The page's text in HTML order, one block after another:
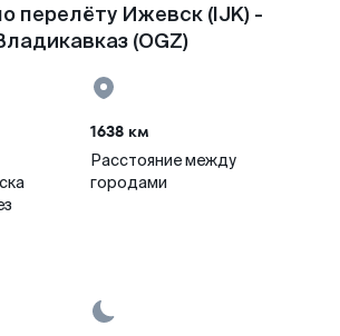
перелёту Ижевск (IJK) -
(OGZ)
1638 км
Расстояние между
городами